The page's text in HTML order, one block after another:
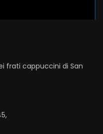
frati cappuccini di San